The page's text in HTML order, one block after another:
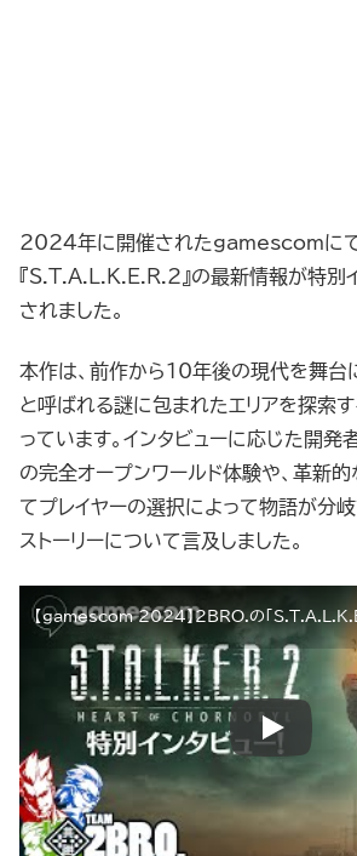
2024年に開催されたgamescomにて
『S.T.A.L.K.E.R.2』の最新情報が特別
されました。
本作は、前作から10年後の現代を舞台
と呼ばれる謎に包まれたエリアを探索
っています。インタビューに応じた開発
の完全オープンワールド体験や、革新的
てプレイヤーの選択によって物語が分岐
ストーリーについて言及しました。